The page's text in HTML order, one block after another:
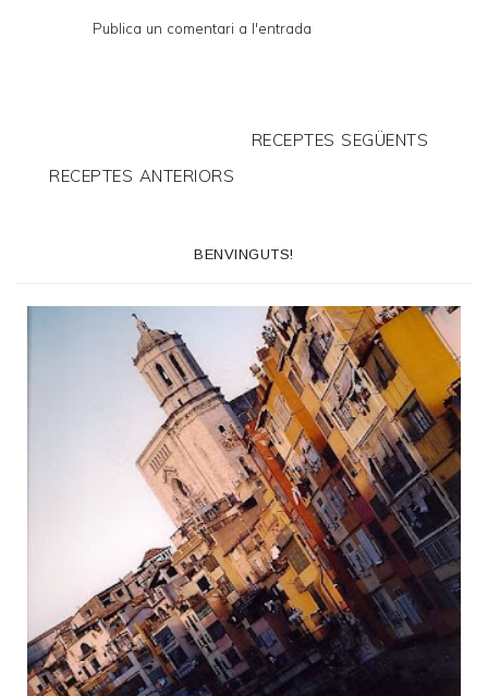
Publica un comentari a l'entrada
RECEPTES SEGÜENTS
RECEPTES ANTERIORS
BENVINGUTS!